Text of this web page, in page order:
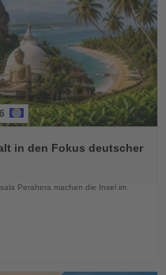
in den Fokus deutscher
Perahera machen die Insel im